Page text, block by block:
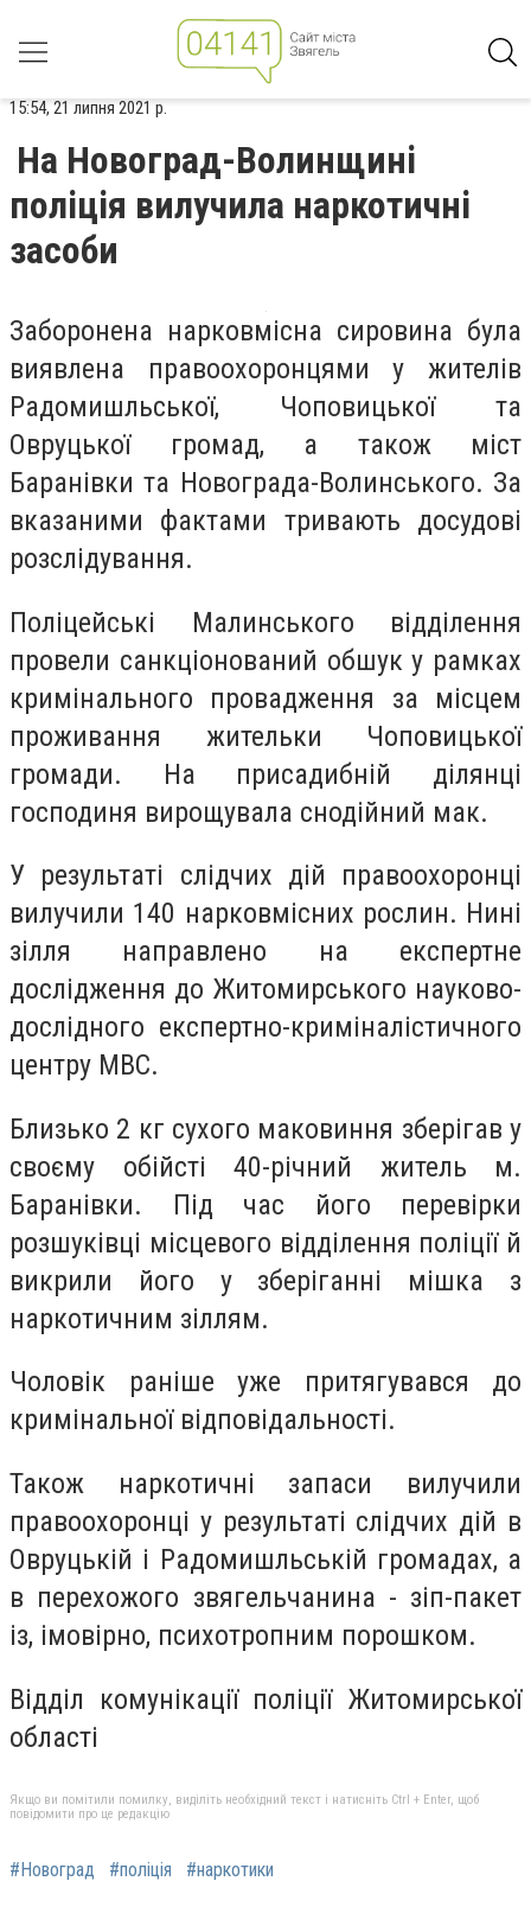
15:54, 21 липня 2021 р.
На Новоград-Волинщині
поліція вилучила наркотичні
засоби
Заборонена нарковмісна сировина була
виявлена правоохоронцями у жителів
Радомишльської, Чоповицької та
Овруцької громад, а також міст
Баранівки та Новограда-Волинського. За
вказаними фактами тривають досудові
розслідування.
Поліцейські Малинського відділення
провели санкціонований обшук у рамках
кримінального провадження за місцем
проживання жительки Чоповицької
громади. На присадибній ділянці
господиня вирощувала снодійний мак.
У результаті слідчих дій правоохоронці
вилучили 140 нарковмісних рослин. Нині
зілля направлено на експертне
дослідження до Житомирського науково-
дослідного експертно-криміналістичного
центру МВС.
Близько 2 кг сухого маковиння зберігав у
своєму обійсті 40-річний житель м.
Баранівки. Під час його перевірки
розшуківці місцевого відділення поліції й
викрили його у зберіганні мішка з
наркотичним зіллям.
Чоловік раніше уже притягувався до
кримінальної відповідальності.
Також наркотичні запаси вилучили
правоохоронці у результаті слідчих дій в
Овруцькій і Радомишльській громадах, а
в перехожого звягельчанина - зіп-пакет
із, імовірно, психотропним порошком.
Відділ комунікації поліції Житомирської
області
Якщо ви помітили помилку, виділіть необхідний текст і натисніть Ctrl + Enter, щоб
повідомити про це редакцію
#Новоград #поліція #наркотики